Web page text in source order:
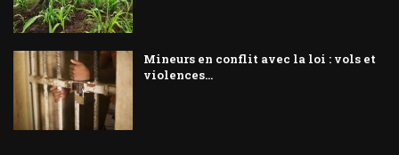
Mineurs en conflit avec la loi : vols et
violences...